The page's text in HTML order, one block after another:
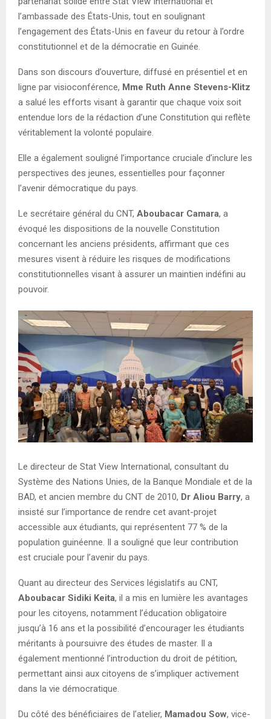
l’ambassade des États-Unis, tout en soulignant
l’engagement des États-Unis en faveur du retour à l’ordre
constitutionnel et de la démocratie en Guinée.
Dans son discours d’ouverture, diffusé en présentiel et en
ligne par visioconférence, Mme Ruth Anne Stevens-Klitz
a salué les efforts visant à garantir que chaque voix soit
entendue lors de la rédaction d’une Constitution qui reflète
véritablement la volonté populaire.
Elle a également souligné l’importance cruciale d’inclure les
perspectives des jeunes, essentielles pour façonner
l’avenir démocratique du pays.
Le secrétaire général du CNT, Aboubacar Camara, a
évoqué les dispositions de la nouvelle Constitution
concernant les anciens présidents, affirmant que ces
mesures visent à réduire les risques de modifications
constitutionnelles visant à assurer un maintien indéfini au
pouvoir.
Le directeur de Stat View International, consultant du
Système des Nations Unies, de la Banque Mondiale et de la
BAD, et ancien membre du CNT de 2010, Dr Aliou Barry, a
insisté sur l’importance de rendre cet avant-projet
accessible aux étudiants, qui représentent 77 % de la
population guinéenne. Il a souligné que leur contribution
est cruciale pour l’avenir du pays.
Quant au directeur des Services législatifs au CNT,
Aboubacar Sidiki Keita, il a mis en lumière les avantages
pour les citoyens, notamment l’éducation obligatoire
jusqu’à 16 ans et la possibilité d’encourager les étudiants
méritants à poursuivre des études de master. Il a
également mentionné l’introduction du droit de pétition,
permettant ainsi aux citoyens de s’impliquer activement
dans la vie démocratique.
Du côté des bénéficiaires de l’atelier, Mamadou Sow, vice-